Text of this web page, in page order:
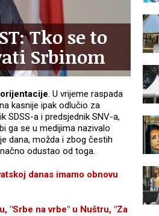
Tko se to
Srbinom
. U vrijeme raspada
kasnije ipak odlučio za
SDSS-a i predsjednik SNV-a,
ga se u medijima nazivalo
dana, možda i zbog čestih
odustao od toga.
danas imamo obnovu
"Srbe na vrbe" u Nuštru, "Za